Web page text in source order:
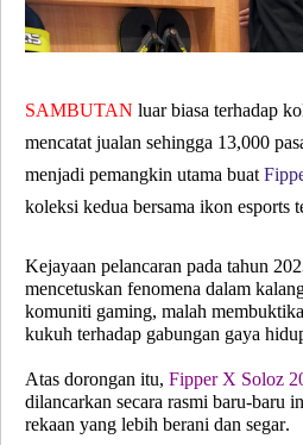
SAMBUTAN luar biasa terhadap
mencatat jualan sehingga 13,000
menjadi pemangkin utama buat
koleksi kedua bersama ikon esports
Kejayaan pelancaran pada tahun
mencetuskan fenomena dalam
komuniti gaming, malah
kukuh terhadap gabungan gaya
Atas dorongan itu, Fipper X Soloz
dilancarkan secara rasmi baru-baru
rekaan yang lebih berani dan segar.